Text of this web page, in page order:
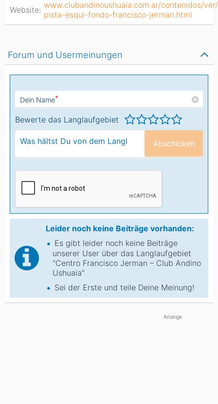
Website: www.clubandinoushuaia.com.ar/contenidos/
pista-esqui-fondo-francisco-jerman.html
Forum und Usermeinungen
Dein Name*
Bewerte das Langlaufgebiet
Abschicken
Leider noch keine Beiträge vorhanden:
Es gibt leider noch keine Beiträge
unserer User über das Langlaufgebiet
"Centro Francisco Jerman – Club Andino
Ushuaia"
Sei der Erste und teile Deine Meinung!
Anzeige